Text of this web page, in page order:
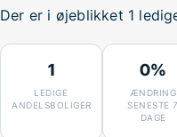
Der er i øjeblikket 1
1
LEDIGE
ANDELSBOLIGER
0%
ÆNDRING
SENESTE 7
DAGE